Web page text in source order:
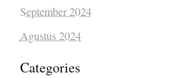
September 2024
Agustus 2024
Categories